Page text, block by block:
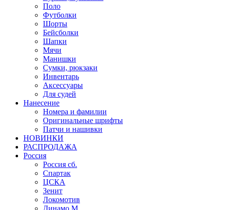
Поло
Футболки
Шорты
Бейсболки
Шапки
Мячи
Манишки
Сумки, рюкзаки
Инвентарь
Аксессуары
Для судей
Нанесение
Номера и фамилии
Оригинальные шрифты
Патчи и нашивки
НОВИНКИ
РАСПРОДАЖА
Россия
Россия сб.
Спартак
ЦСКА
Зенит
Локомотив
Динамо М